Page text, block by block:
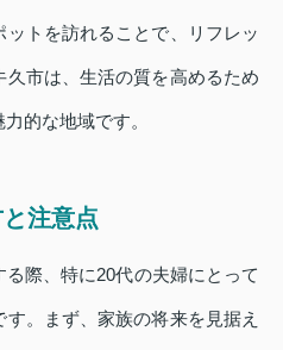
トを訪れることで、リフレッ
市は、生活の質を高めるため
的な地域です。
注意点
際、特に20代の夫婦にとって
。まず、家族の将来を見据え